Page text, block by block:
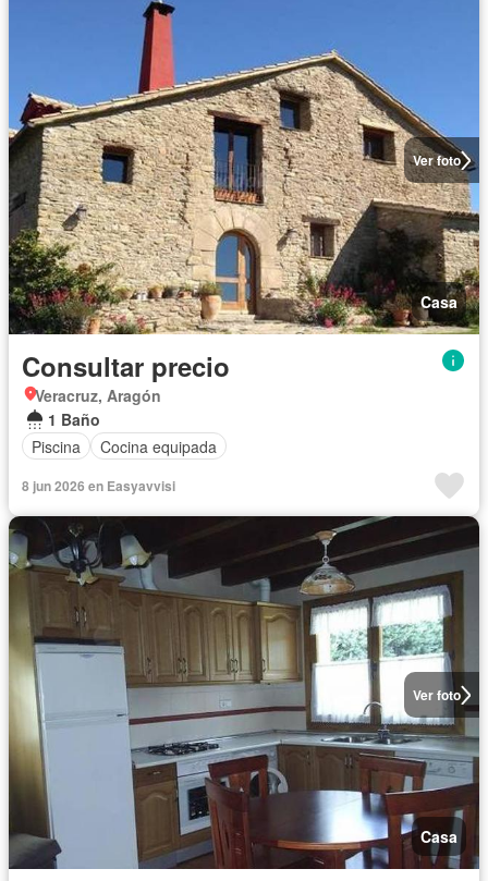
Ver foto
Casa
Consultar precio
Veracruz, Aragón
1 Baño
Piscina
Cocina equipada
8 jun 2026 en Easyavvisi
Ver foto
Casa